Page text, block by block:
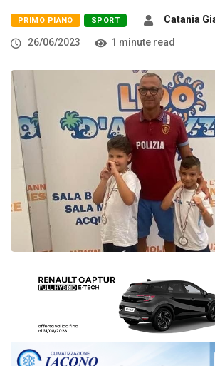
PRIMO PIANO SPORT
Catania
26/06/2023
1 minute read